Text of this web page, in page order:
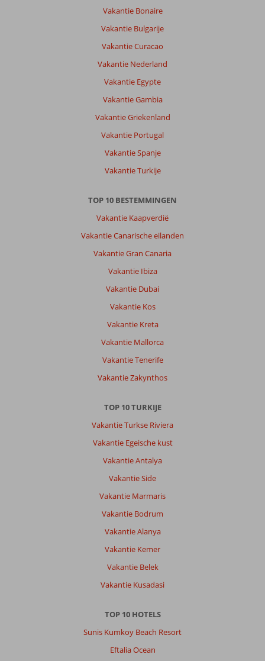
Vakantie Bonaire
Vakantie Bulgarije
Vakantie Curacao
Vakantie Nederland
Vakantie Egypte
Vakantie Gambia
Vakantie Griekenland
Vakantie Portugal
Vakantie Spanje
Vakantie Turkije
TOP 10 BESTEMMINGEN
Vakantie Kaapverdië
Vakantie Canarische eilanden
Vakantie Gran Canaria
Vakantie Ibiza
Vakantie Dubai
Vakantie Kos
Vakantie Kreta
Vakantie Mallorca
Vakantie Tenerife
Vakantie Zakynthos
TOP 10 TURKIJE
Vakantie Turkse Riviera
Vakantie Egeische kust
Vakantie Antalya
Vakantie Side
Vakantie Marmaris
Vakantie Bodrum
Vakantie Alanya
Vakantie Kemer
Vakantie Belek
Vakantie Kusadasi
TOP 10 HOTELS
Sunis Kumkoy Beach Resort
Eftalia Ocean